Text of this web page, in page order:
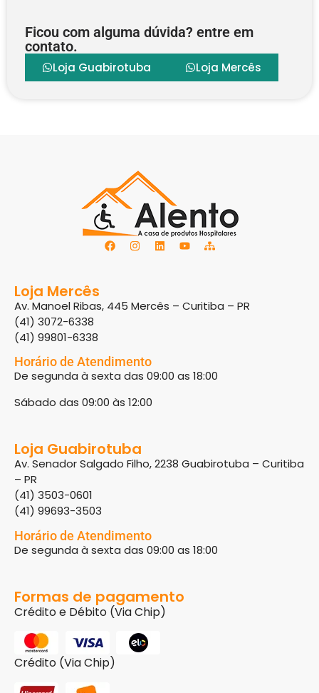
Ficou com alguma dúvida? entre em
contato.
Loja Guabirotuba Loja Mercês
Loja Mercês
Av. Manoel Ribas, 445 Mercês – Curitiba – PR
(41) 3072-6338
(41) 99801-6338
Horário de Atendimento
De segunda à sexta das 09:00 as 18:00
Sábado das 09:00 às 12:00
Loja Guabirotuba
Av. Senador Salgado Filho, 2238 Guabirotuba – Curitiba
– PR
(41) 3503-0601
(41) 99693-3503
Horário de Atendimento
De segunda à sexta das 09:00 as 18:00
Formas de pagamento
Crédito e Débito (Via Chip)
Crédito (Via Chip)